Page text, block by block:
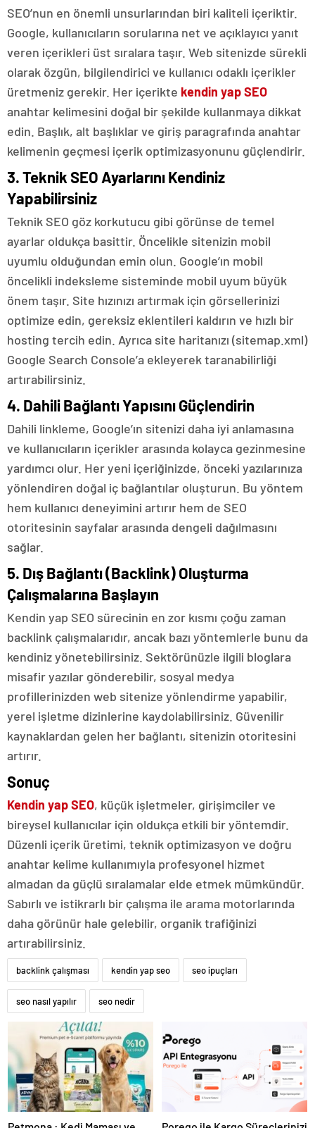
SEO’nun en önemli unsurlarından biri kaliteli içeriktir.
Google, kullanıcıların sorularına net ve açıklayıcı yanıt
veren içerikleri üst sıralara taşır. Web sitenizde sürekli
olarak özgün, bilgilendirici ve kullanıcı odaklı içerikler
üretmeniz gerekir. Her içerikte kendin yap SEO
anahtar kelimesini doğal bir şekilde kullanmaya dikkat
edin. Başlık, alt başlıklar ve giriş paragrafında anahtar
kelimenin geçmesi içerik optimizasyonunu güçlendirir.
3. Teknik SEO Ayarlarını Kendiniz
Yapabilirsiniz
Teknik SEO göz korkutucu gibi görünse de temel
ayarlar oldukça basittir. Öncelikle sitenizin mobil
uyumlu olduğundan emin olun. Google’ın mobil
öncelikli indeksleme sisteminde mobil uyum büyük
önem taşır. Site hızınızı artırmak için görsellerinizi
optimize edin, gereksiz eklentileri kaldırın ve hızlı bir
hosting tercih edin. Ayrıca site haritanızı (sitemap.xml)
Google Search Console’a ekleyerek taranabilirliği
artırabilirsiniz.
4. Dahili Bağlantı Yapısını Güçlendirin
Dahili linkleme, Google’ın sitenizi daha iyi anlamasına
ve kullanıcıların içerikler arasında kolayca gezinmesine
yardımcı olur. Her yeni içeriğinizde, önceki yazılarınıza
yönlendiren doğal iç bağlantılar oluşturun. Bu yöntem
hem kullanıcı deneyimini artırır hem de SEO
otoritesinin sayfalar arasında dengeli dağılmasını
sağlar.
5. Dış Bağlantı (Backlink) Oluşturma
Çalışmalarına Başlayın
Kendin yap SEO sürecinin en zor kısmı çoğu zaman
backlink çalışmalarıdır, ancak bazı yöntemlerle bunu da
kendiniz yönetebilirsiniz. Sektörünüzle ilgili bloglara
misafir yazılar gönderebilir, sosyal medya
profillerinizden web sitenize yönlendirme yapabilir,
yerel işletme dizinlerine kaydolabilirsiniz. Güvenilir
kaynaklardan gelen her bağlantı, sitenizin otoritesini
artırır.
Sonuç
Kendin yap SEO, küçük işletmeler, girişimciler ve
bireysel kullanıcılar için oldukça etkili bir yöntemdir.
Düzenli içerik üretimi, teknik optimizasyon ve doğru
anahtar kelime kullanımıyla profesyonel hizmet
almadan da güçlü sıralamalar elde etmek mümkündür.
Sabırlı ve istikrarlı bir çalışma ile arama motorlarında
daha görünür hale gelebilir, organik trafiğinizi
artırabilirsiniz.
backlink çalışması kendin yap seo seo ipuçları
seo nasıl yapılır seo nedir